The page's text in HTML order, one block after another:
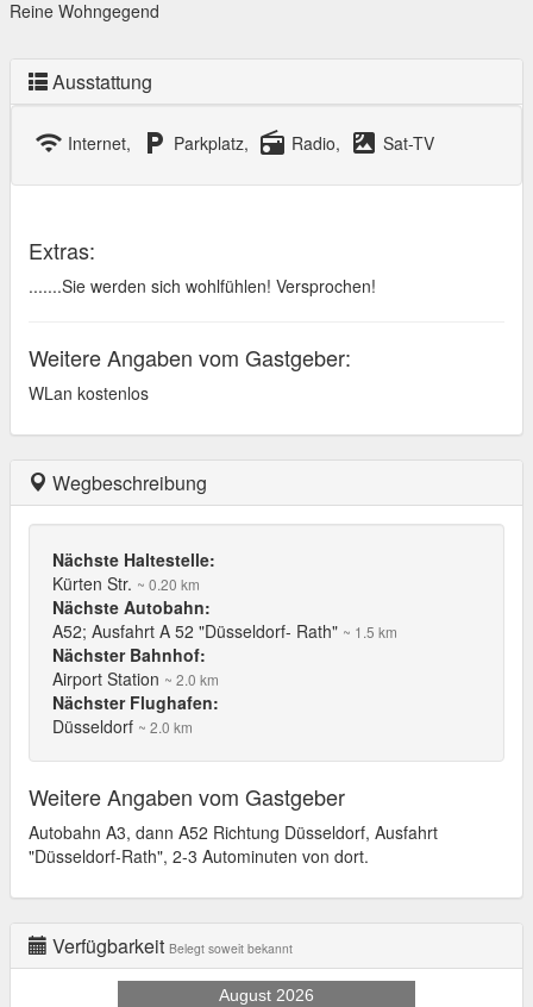
Reine Wohngegend
Ausstattung
wifi Internet, local_parking Parkplatz, radio Radio, satellite Sat-TV
Extras:
.......Sie werden sich wohlfühlen! Versprochen!
Weitere Angaben vom Gastgeber:
WLan kostenlos
Wegbeschreibung
Nächste Haltestelle:
Kürten Str. ~ 0.20 km
Nächste Autobahn:
A52; Ausfahrt A 52 "Düsseldorf- Rath" ~ 1.5 km
Nächster Bahnhof:
Airport Station ~ 2.0 km
Nächster Flughafen:
Düsseldorf ~ 2.0 km
Weitere Angaben vom Gastgeber
Autobahn A3, dann A52 Richtung Düsseldorf, Ausfahrt
"Düsseldorf-Rath", 2-3 Autominuten von dort.
Verfügbarkeit Belegt soweit bekannt
August 2026